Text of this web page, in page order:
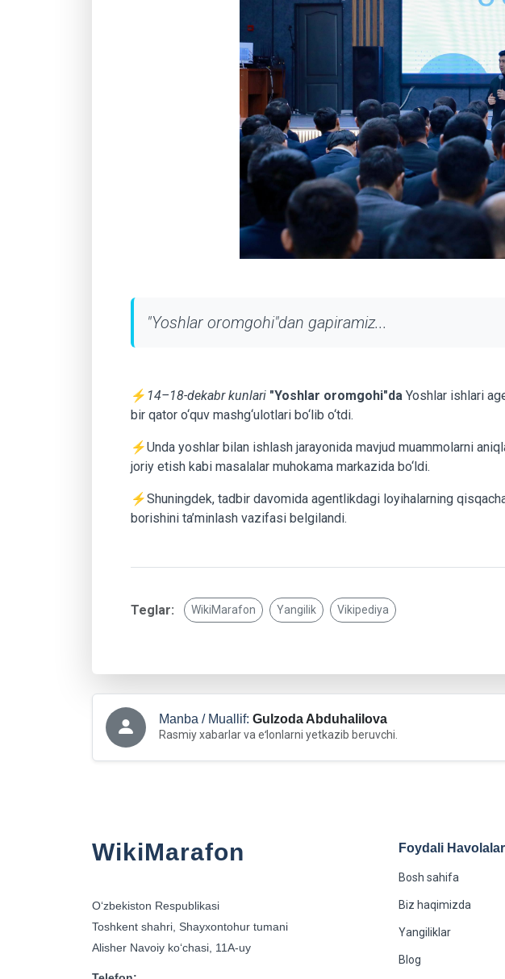
"Yoshlar oromgohi"dan gapiramiz...
⚡️ 14–18-dekabr kunlari "Yoshlar oromgohi"da Yoshlar ishlari
bir qator o‘quv mashg‘ulotlari bo‘lib o‘tdi.
⚡️Unda yoshlar bilan ishlash jarayonida mavjud muammolarni
joriy etish kabi masalalar muhokama markazida bo‘ldi.
⚡️Shuningdek, tadbir davomida agentlikdagi loyihalarning
borishini ta’minlash vazifasi belgilandi.
Teglar: WikiMarafon Yangilik Vikipediya
Manba / Muallif: Gulzoda Abduhalilova
Rasmiy xabarlar va eʻlonlarni yetkazib beruvchi.
WikiMarafon
Oʻzbekiston Respublikasi
Toshkent shahri, Shayxontohur tumani
Alisher Navoiy koʻchasi, 11A-uy
Foydali Havolalar
Bosh sahifa
Biz haqimizda
Yangiliklar
Blog